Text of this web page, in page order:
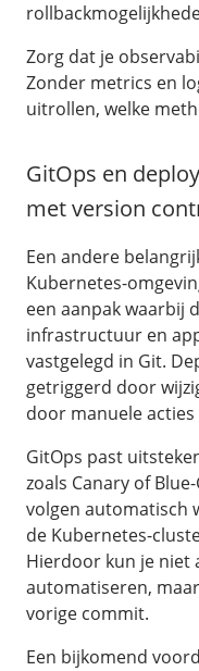
Zorg dat je
Zonder metrics en
uitrollen, welke
GitOps en
met version
Een andere
Kubernetes-
een aanpak waarbij
infrastructuur en
vastgelegd in Git.
getriggerd door
door manuele acties
GitOps past
zoals Canary of
volgen automatisch
de Kubernetes-
Hierdoor kun je niet
automatiseren,
vorige commit.
Een bijkomend